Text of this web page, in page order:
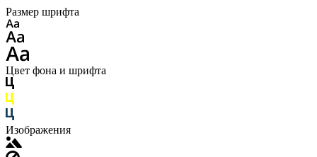
Размер шрифта
Цвет фона и шрифта
Изображения